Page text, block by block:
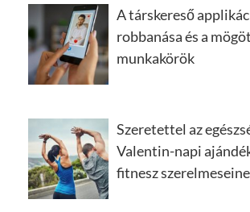
A társkereső
robbanása és a
munkakörök
Szeretettel az
Valentin-napi
fitnesz